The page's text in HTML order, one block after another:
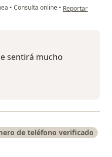
• Consulta online • en opinión del
Reportar
sentirá mucho
de teléfono verificado